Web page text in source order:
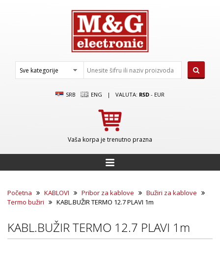
SRB ENG | VALUTA: RSD - EUR
Vaša korpa je trenutno prazna
Početna KABLOVI Pribor za kablove
Bužiri za kablove
Termo bužiri
KABL.BUŽIR TERMO 12.7 PLAVI 1m
KABL.BUŽIR TERMO 12.7 PLAVI 1m